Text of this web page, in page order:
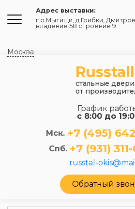
Адрес выставки:
г.о.Мытищи, д.Грибки,
владение 58 строение 9
Москва
Russtall
стальные двери
от
График
с 8:00 до
Мск. +7 (495)
Спб. +7 (931)
russtal-
Обратный